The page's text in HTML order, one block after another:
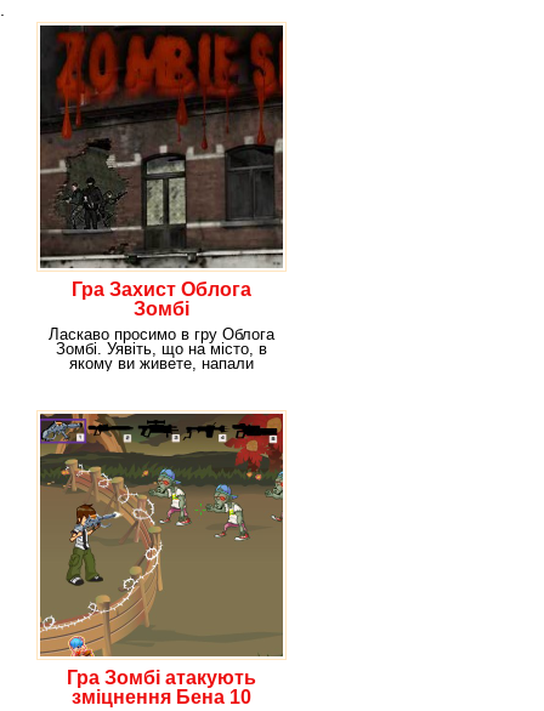
Гра Захист Облога
Зомбі
Ласкаво просимо в гру Облога
Зомбі. Уявіть, що на місто, в
якому ви живете, напали
Гра Зомбі атакують
зміцнення Бена 10